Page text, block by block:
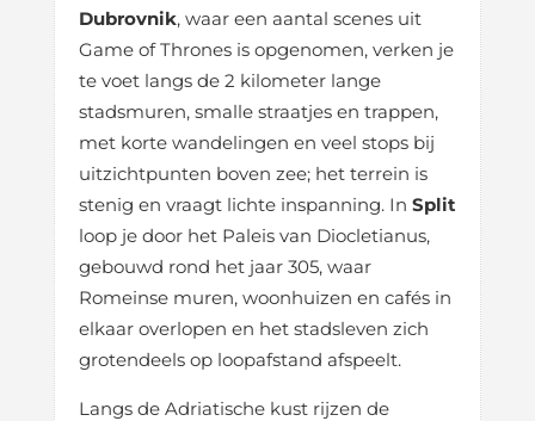
Dubrovnik, waar een aantal scenes uit
Game of Thrones is opgenomen, verken je
te voet langs de 2 kilometer lange
stadsmuren, smalle straatjes en trappen,
met korte wandelingen en veel stops bij
uitzichtpunten boven zee; het terrein is
stenig en vraagt lichte inspanning. In Split
loop je door het Paleis van Diocletianus,
gebouwd rond het jaar 305, waar
Romeinse muren, woonhuizen en cafés in
elkaar overlopen en het stadsleven zich
grotendeels op loopafstand afspeelt.
Langs de Adriatische kust rijzen de